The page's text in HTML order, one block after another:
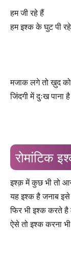
हम जी रहे हैं
हम इश्क के घुट पी
मजाक लगे तो ख़ुद
जिंदगी में दुःख
रोमांटिक
इश्क़ में कुछ भी तो
यह इश्क है जनाब इसे
फिर भी इश्क करते है
ऐसे तो इश्क करना